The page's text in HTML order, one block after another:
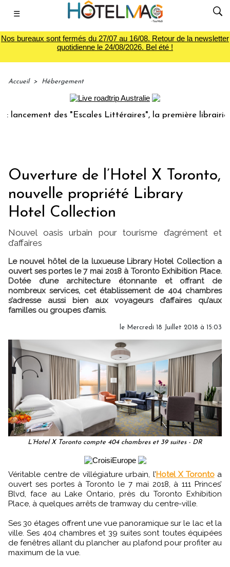
☰
Nos bureaux sont fermés du 27/07 au 16/08. Retour de la newsletter
quotidienne le 24/08/2026. Bel été !
Accueil > Hébergement
des "Escales Littéraires", la première librairie du
Ouverture de l’Hotel X Toronto,
nouvelle propriété Library
Hotel Collection
Nouvel oasis urbain pour tourisme d’agrément et
d’affaires
Le nouvel hôtel de la luxueuse Library Hotel Collection a
ouvert ses portes le 7 mai 2018 à Toronto Exhibition Place.
Dotée d’une architecture étonnante et offrant de
nombreux services, cet établissement de 404 chambres
s’adresse aussi bien aux voyageurs d’affaires qu’aux
familles ou groupes d’amis.
le Mercredi 18 Juillet 2018 à 15:03
L’Hotel X Toronto compte 404 chambres et 39 suites - DR
Véritable centre de villégiature urbain, l’Hotel X Torontoa
ouvert ses portes à Toronto le 7 mai 2018, à 111 Princes’
Blvd, face au Lake Ontario, près du Toronto Exhibition
Place, à quelques arrêts de tramway du centre-ville.
Ses 30 étages offrent une vue panoramique sur le lac et la
ville. Ses 404 chambres et 39 suites sont toutes équipées
de fenêtres allant du plancher au plafond pour profiter au
maximum de la vue.